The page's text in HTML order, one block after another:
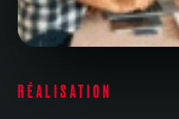
RÉALISATION